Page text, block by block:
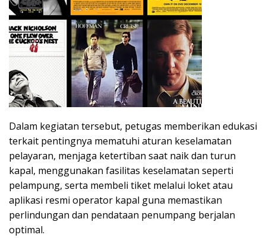
Dalam kegiatan tersebut, petugas memberikan edukasi
terkait pentingnya mematuhi aturan keselamatan
pelayaran, menjaga ketertiban saat naik dan turun
kapal, menggunakan fasilitas keselamatan seperti
pelampung, serta membeli tiket melalui loket atau
aplikasi resmi operator kapal guna memastikan
perlindungan dan pendataan penumpang berjalan
optimal.